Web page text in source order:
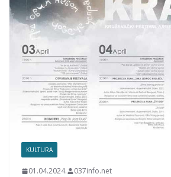
KULTURA
01.04.2024. 037info.net